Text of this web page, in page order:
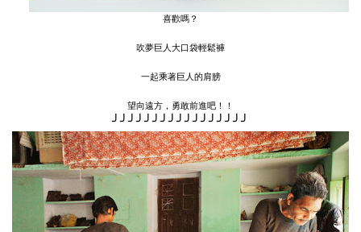
喜歡嗎？
吹夢巨人大口袋輕鬆褲
一起乘著巨人的肩膀
望向遠方，勇敢前進吧！！
╯╯╯╯╯╯╯╯╯╯╯╯╯╯╯╯╯